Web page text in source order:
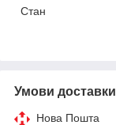
Стан
Умови доставки
Нова Пошта